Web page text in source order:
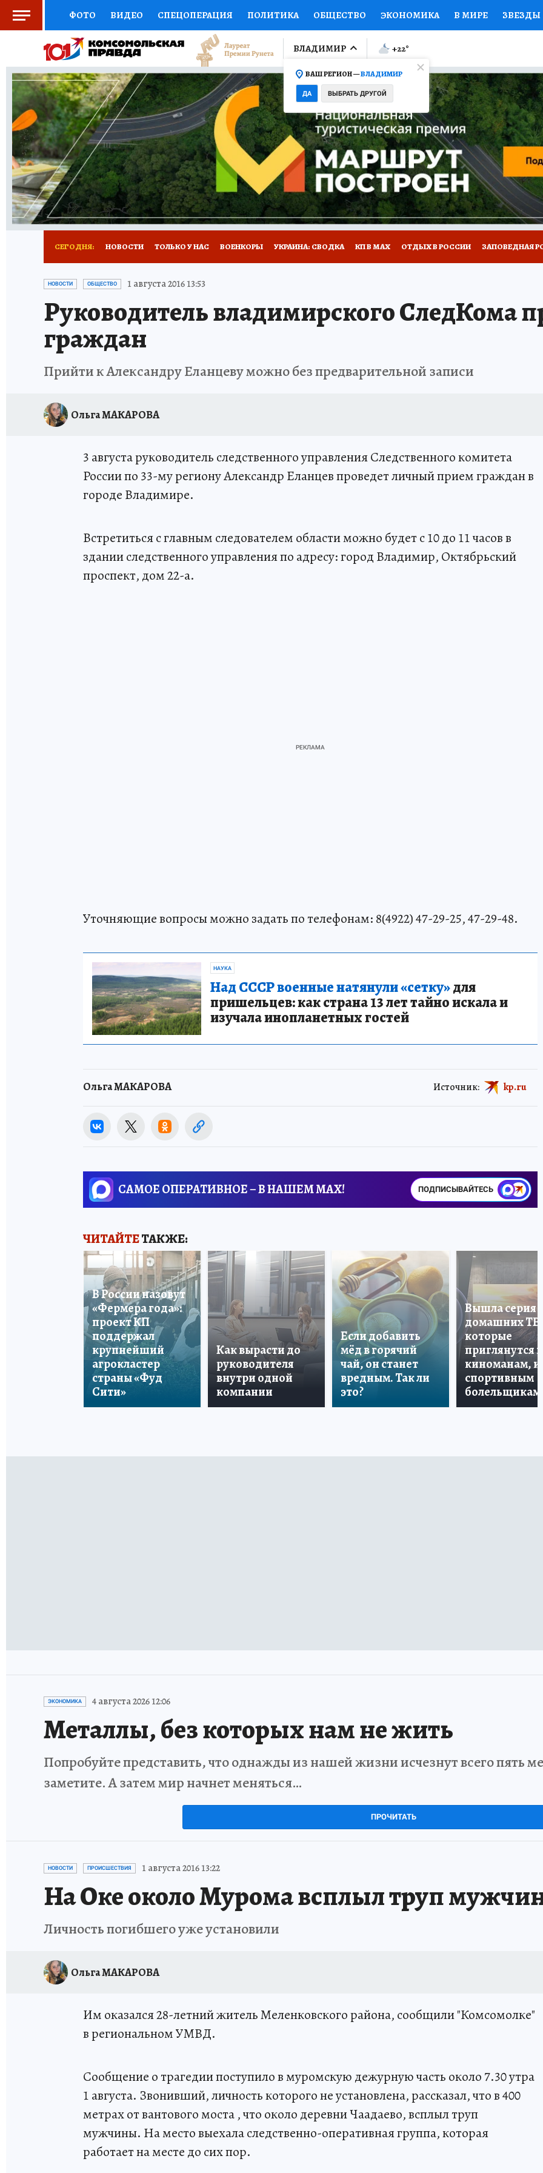
ФОТО ВИДЕО СПЕЦОПЕРАЦИЯ ПОЛИТИКА ОБЩЕСТВО ЭКОНОМИКА В МИРЕ ЗВЕЗДЫ
СОЦПОДДЕРЖКА НАУКА СПОРТ КОЛУМНИСТЫ ПРОИСШЕСТВИЯ НАЦИОНАЛЬНЫЕ
ВЫБОР ЭКСПЕРТОВ ДОКТОР ФИНАНСЫ ОТКРЫВАЕМ МИР Я ЗНАЮ СЕМЬЯ ЖЕНСКИЕ
КНИЖНАЯ ПОЛКА ПРОГНОЗЫ НА СПОРТ ПРОМОКОДЫ СЕРИАЛЫ СПЕЦПРОЕКТЫ
ПРЕСС-ЦЕНТР НЕДВИЖИМОСТЬ ТЕЛЕВИЗОР КОЛЛЕКЦИИ КОНКУРСЫ РАБОТА У НАС
РАДИО КП РЕКЛАМА ТЕСТЫ НОВОЕ НА САЙТЕ СПЕЦПРОЕКТЫ КП-ВЛАДИМИР
ВЛАДИМИР
ВАШ РЕГИОН —ВЛАДИМИР
ДА ВЫБРАТЬ ДРУГОЙ
+22°
СЕГОДНЯ: НОВОСТИ ТОЛЬКО У НАС ВОЕНКОРЫ УКРАИНА: СВОДКА КП В МАХ ОТДЫХ В РОССИИ ЗАПОВЕДНАЯ
ИСПЫТАНО НА СЕБЕ
НОВОСТИ ОБЩЕСТВО 1 августа 2016 13:53
Руководитель владимирского СледКома
граждан
Прийти к Александру Еланцеву можно без предварительной записи
Ольга МАКАРОВА
3 августа руководитель следственного управления Следственного комитета
России по 33-му региону Александр Еланцев проведет личный прием граждан в
городе Владимире.
Встретиться с главным следователем области можно будет с 10 до 11 часов в
здании следственного управления по адресу: город Владимир, Октябрьский
проспект, дом 22-а.
Уточняющие вопросы можно задать по телефонам: 8(4922) 47-29-25, 47-29-48.
НАУКА
Над СССР военные натянули «сетку»для
пришельцев: как страна 13 лет тайно искала и
изучала инопланетных гостей
Ольга МАКАРОВА Источник: kp.ru
САМОЕ ОПЕРАТИВНОЕ – В НАШЕМ MAX! ПОДПИСЫВАЙТЕСЬ
ЧИТАЙТЕТАКЖЕ:
В России назовут
«Фермера года»:
проект КП
поддержал
крупнейший
агрокластер
страны «Фуд
Сити»
Как вырасти до
руководителя
внутри одной
компании
Если добавить
мёд в горячий
чай, он станет
вредным. Так ли
это?
Вышла серия
домашних ТВ,
которые
приглянутся и
киноманам, и
спортивным
болельщикам
ЭКОНОМИКА 4 августа 2026 12:06
Металлы, без которых нам не жить
Попробуйте представить, что однажды из нашей жизни исчезнут всего пять
заметите. А затем мир начнет меняться…
ПРОЧИТАТЬ
НОВОСТИ ПРОИСШЕСТВИЯ 1 августа 2016 13:22
На Оке около Мурома всплыл труп
Личность погибшего уже установили
Ольга МАКАРОВА
Им оказался 28-летний житель Меленковского района, сообщили "Комсомолке"
в региональном УМВД.
Сообщение о трагедии поступило в муромскую дежурную часть около 7.30 утра
1 августа. Звонивший, личность которого не установлена, рассказал, что в 400
метрах от вантового моста , что около деревни Чаадаево, всплыл труп
мужчины. На место выехала следственно-оперативная группа, которая
работает на месте до сих пор.